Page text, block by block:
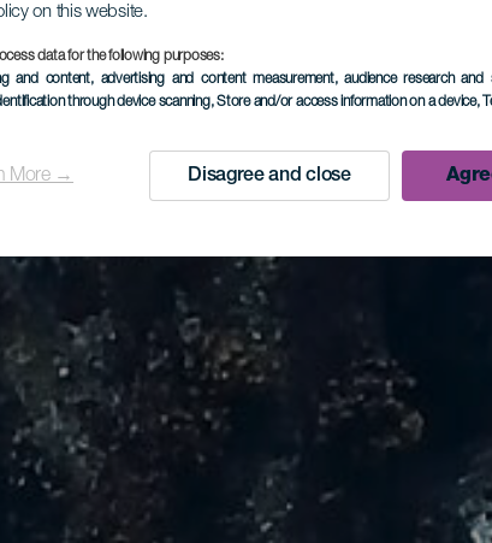
on this website.
data for the following purposes:
and content, advertising and content measurement, audience research and
through device scanning, Store and/or access information on a device,
More → Disagree and close